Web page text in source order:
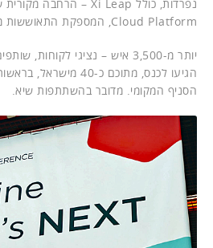
Cloud Platform, המספקת התאוששות מאסון כשירות (DRaaS).
הגיעו לכנס, מתוכם כ-40 מישראל, בראשות
הסניף המקומי. מדובר בהשתתפות שיא.